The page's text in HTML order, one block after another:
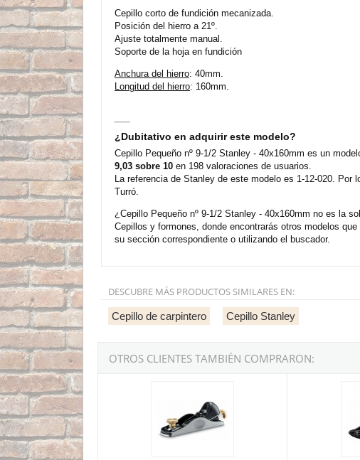
Cepillo corto de fundición mecanizada.
Posición del hierro a 21º.
Ajuste totalmente manual.
Soporte de la hoja en fundición
Anchura del hierro: 40mm.
Longitud del hierro: 160mm.
¿Dubitativo en adquirir este modelo?
Cepillo Pequeño nº 9-1/2 Stanley - 40x160mm es un
9,03 sobre 10 en 198 valoraciones de usuarios.
La referencia de Stanley de este modelo es 1-12-020.
Turró.
¿Cepillo Pequeño nº 9-1/2 Stanley - 40x160mm no es la
Cepillos y formones, donde encontrarás otros modelos
su sección correspondiente o utilizando el buscador.
DESCUBRE MÁS PRODUCTOS SIMILARES EN:
Cepillo de carpintero Cepillo Stanley
OTROS CLIENTES TAMBIÉN COMPRARON: